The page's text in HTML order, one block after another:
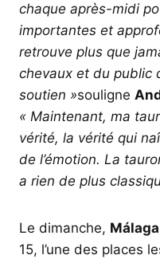
chaque après-midi
importantes et
retrouve plus que
chevaux et du public
soutien »souligne
« Maintenant, ma
vérité, la vérité qui
de l’émotion. La
a rien de plus
Le dimanche,
15, l’une des places